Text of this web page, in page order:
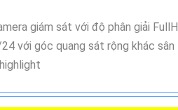
giám sát với độ phân giải
với góc quang sát rộng khác sân